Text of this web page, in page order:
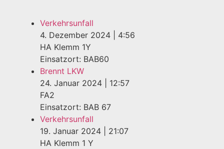
Verkehrsunfall
4. Dezember 2024
4:56
HA Klemm 1Y
Einsatzort: BAB60
Brennt LKW
24. Januar 2024
12:57
FA2
Einsatzort: BAB 67
Verkehrsunfall
19. Januar 2024
21:07
HA Klemm 1 Y